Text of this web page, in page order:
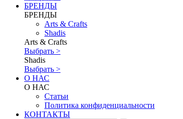
БРЕНДЫ
БРЕНДЫ
Аrts & Сrafts
Shadis
Аrts & Сrafts
Выбрать >
Shadis
Выбрать >
О НАС
О НАС
Статьи
Политика конфиденциальности
КОНТАКТЫ